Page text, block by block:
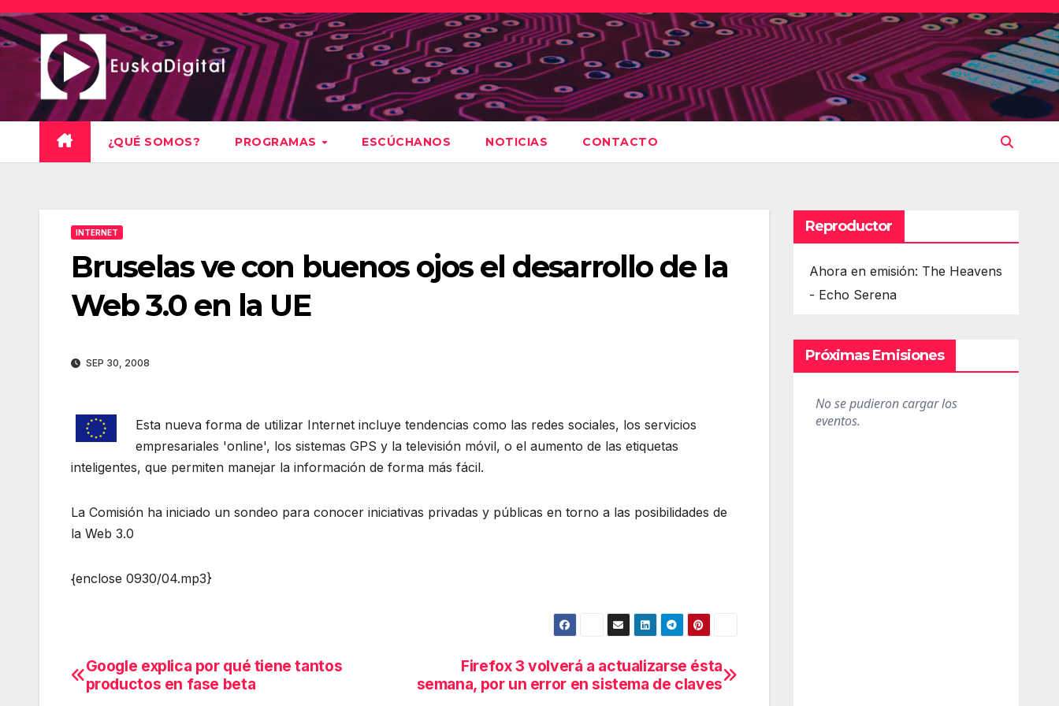
Saltar
al
contenido
¿QUÉ SOMOS? PROGRAMAS ESCÚCHANOS NOTICIAS CONTACTO
INTERNET
Bruselas ve con buenos ojos el desarrollo de la
Web 3.0 en la UE
SEP 30, 2008
Esta nueva forma de utilizar Internet incluye tendencias como las redes sociales, los servicios
empresariales 'online', los sistemas GPS y la televisión móvil, o el aumento de las etiquetas
inteligentes, que permiten manejar la información de forma más fácil.
La Comisión ha iniciado un sondeo para conocer iniciativas privadas y públicas en torno a las posibilidades de
la Web 3.0
{enclose 0930/04.mp3}
Navegación
Firefox 3 volverá a actualizarse ésta
semana, por un error en sistema de claves
Google explica por qué tiene tantos
productos en fase beta
Reproductor
Ahora en emisión: The Heavens
- Echo Serena
Próximas Emisiones